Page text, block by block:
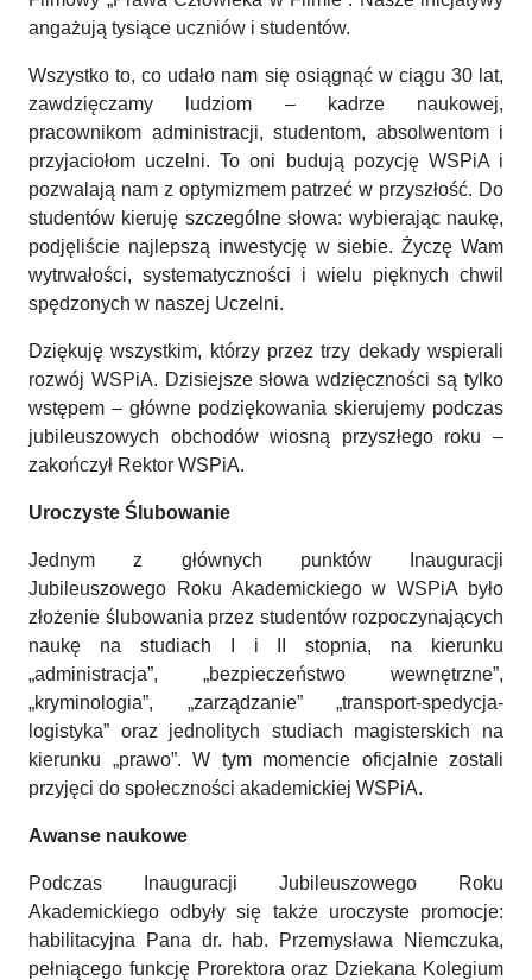
angażują tysiące uczniów i studentów.
Wszystko to, co udało nam się osiągnąć w ciągu 30 lat,
zawdzięczamy ludziom – kadrze naukowej,
pracownikom administracji, studentom, absolwentom i
przyjaciołom uczelni. To oni budują pozycję WSPiA i
pozwalają nam z optymizmem patrzeć w przyszłość. Do
studentów kieruję szczególne słowa: wybierając naukę,
podjęliście najlepszą inwestycję w siebie. Życzę Wam
wytrwałości, systematyczności i wielu pięknych chwil
spędzonych w naszej Uczelni.
Dziękuję wszystkim, którzy przez trzy dekady wspierali
rozwój WSPiA. Dzisiejsze słowa wdzięczności są tylko
wstępem – główne podziękowania skierujemy podczas
jubileuszowych obchodów wiosną przyszłego roku –
zakończył Rektor WSPiA.
Uroczyste Ślubowanie
Jednym z głównych punktów Inauguracji
Jubileuszowego Roku Akademickiego w WSPiA było
złożenie ślubowania przez studentów rozpoczynających
naukę na studiach I i II stopnia, na kierunku
„administracja”, „bezpieczeństwo wewnętrzne”,
„kryminologia”, „zarządzanie” „transport-spedycja-
logistyka” oraz jednolitych studiach magisterskich na
kierunku „prawo”. W tym momencie oficjalnie zostali
przyjęci do społeczności akademickiej WSPiA.
Awanse naukowe
Podczas Inauguracji Jubileuszowego Roku
Akademickiego odbyły się także uroczyste promocje:
habilitacyjna Pana dr. hab. Przemysława Niemczuka,
pełniącego funkcję Prorektora oraz Dziekana Kolegium